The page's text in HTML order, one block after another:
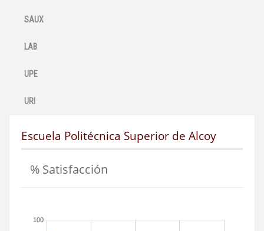
SAUX
LAB
UPE
URI
Escuela Politécnica Superior de Alcoy
% Satisfacción
100